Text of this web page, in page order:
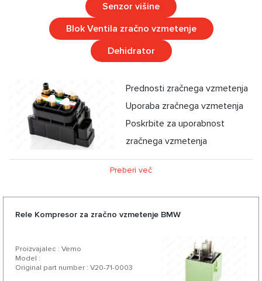
Senzor višine
Blok Ventila zračno vzmetenje
Dehidrator
Prednosti zračnega vzmetenja
Uporaba zračnega vzmetenja
Poskrbite za uporabnost
zračnega vzmetenja
Preberi več
Rele Kompresor za zračno vzmetenje BMW
Proizvajalec : Vemo
Model :
Original part number : V20-71-0003